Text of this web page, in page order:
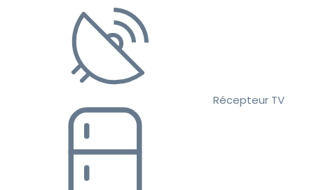
Récepteur TV